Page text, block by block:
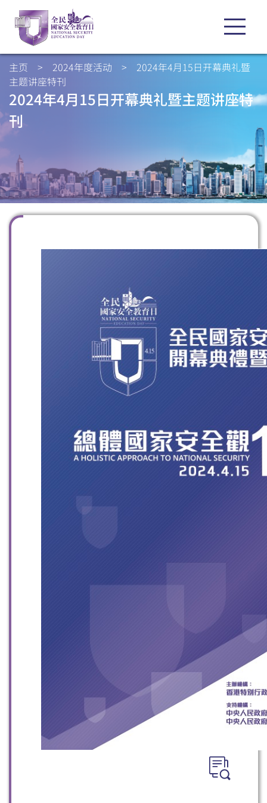
主页 > 2024年度活动 > 2024年4月15日开幕典礼暨
主题讲座特刊
2024年4月15日开幕典礼暨主题讲座特
刊
扫一扫关注我们的社交媒体，紧贴最新资讯！